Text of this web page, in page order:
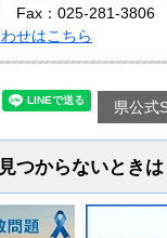
Fax：025-281-3806
せはこちら
県公式
見つからないときは